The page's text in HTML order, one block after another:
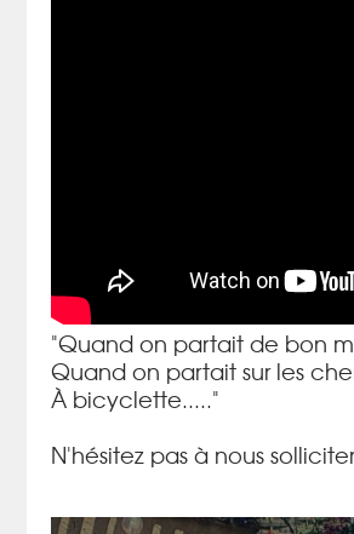
"Quand on partait de bon
Quand on partait sur les
À bicyclette....."
N'hésitez pas à nous